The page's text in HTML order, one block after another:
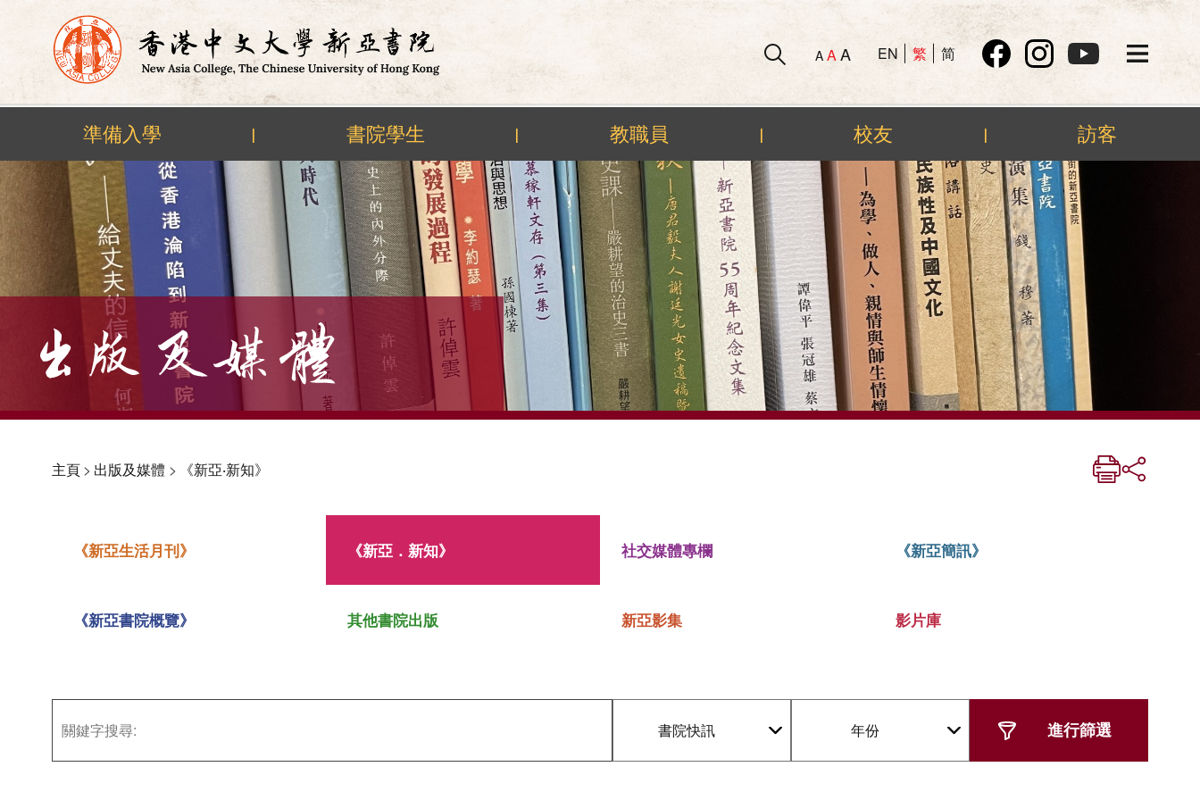
Skip
to
content
A AA EN 繁 简
準備入學 | 書院學生 | 教職員 | 校友 | 訪客
主頁> 出版及媒體 > 《新亞‧新知》
《新亞生活月刊》 《新亞．新知》 社交媒體專欄 《新亞簡訊》
《新亞書院概覽》 其他書院出版 新亞影集 影片庫
書院快訊 年份